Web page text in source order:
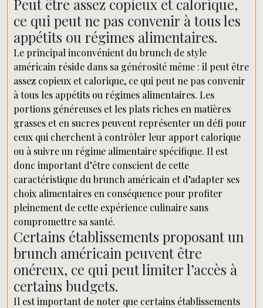
Peut être assez copieux et calorique,
ce qui peut ne pas convenir à tous les
appétits ou régimes alimentaires.
Le principal inconvénient du brunch de style
américain réside dans sa générosité même : il peut être
assez copieux et calorique, ce qui peut ne pas convenir
à tous les appétits ou régimes alimentaires. Les
portions généreuses et les plats riches en matières
grasses et en sucres peuvent représenter un défi pour
ceux qui cherchent à contrôler leur apport calorique
ou à suivre un régime alimentaire spécifique. Il est
donc important d’être conscient de cette
caractéristique du brunch américain et d’adapter ses
choix alimentaires en conséquence pour profiter
pleinement de cette expérience culinaire sans
compromettre sa santé.
Certains établissements proposant un
brunch américain peuvent être
onéreux, ce qui peut limiter l’accès à
certains budgets.
Il est important de noter que certains établissements